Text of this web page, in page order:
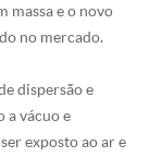
massa e o novo
no mercado.
dispersão e
a vácuo e
exposto ao ar e